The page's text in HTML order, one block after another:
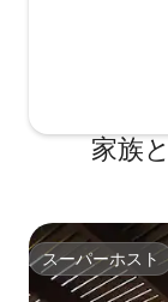
家族
スーパーホスト
スーパーホスト